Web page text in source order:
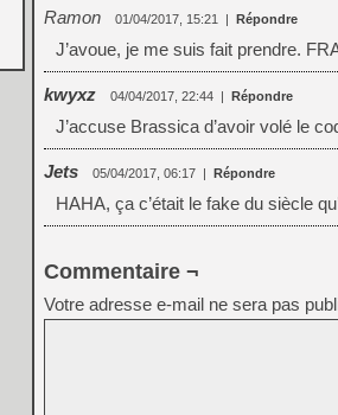
Ramon 01/04/2017, 15:21 | Répondre
J’avoue, je me suis fait prendre.
kwyxz 04/04/2017, 22:44 | Répondre
J’accuse Brassica d’avoir volé le
Jets 05/04/2017, 06:17 | Répondre
HAHA, ça c’était le fake du siècle
Commentaire ¬
Votre adresse e-mail ne sera pas